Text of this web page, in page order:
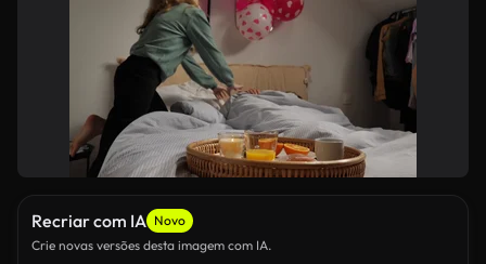
Recriar com IA Novo
Crie novas versões desta imagem com IA.